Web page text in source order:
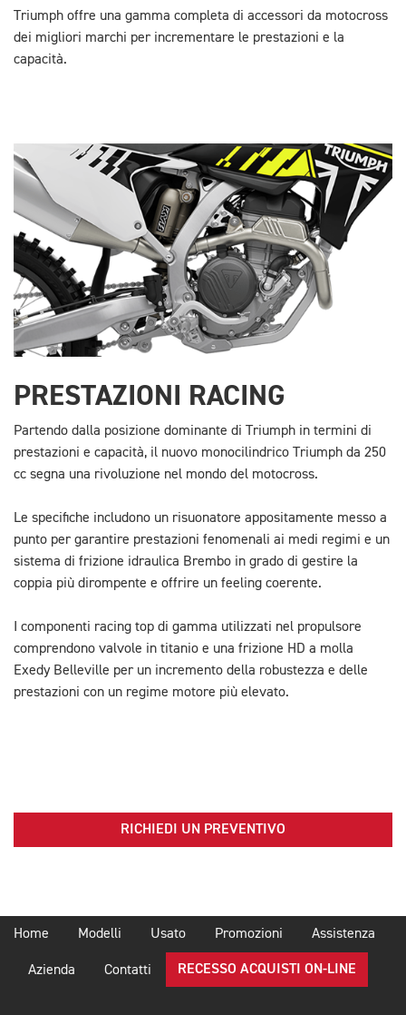
Triumph offre una gamma completa di accessori da motocross
dei migliori marchi per incrementare le prestazioni e la
capacità.
PRESTAZIONI RACING
Partendo dalla posizione dominante di Triumph in termini di
prestazioni e capacità, il nuovo monocilindrico Triumph da 250
cc segna una rivoluzione nel mondo del motocross.
Le specifiche includono un risuonatore appositamente messo a
punto per garantire prestazioni fenomenali ai medi regimi e un
sistema di frizione idraulica Brembo in grado di gestire la
coppia più dirompente e offrire un feeling coerente.
I componenti racing top di gamma utilizzati nel propulsore
comprendono valvole in titanio e una frizione HD a molla
Exedy Belleville per un incremento della robustezza e delle
prestazioni con un regime motore più elevato.
RICHIEDI UN PREVENTIVO
Home Modelli Usato Promozioni Assistenza
Azienda Contatti RECESSO ACQUISTI ON-LINE